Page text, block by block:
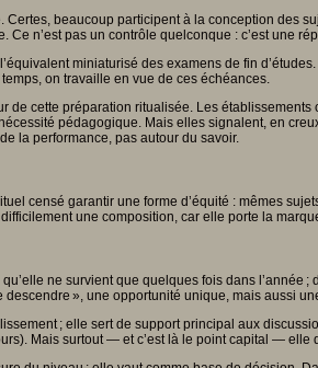
beaucoup participent à la conception des
n’est pas un contrôle quelconque : c’est une
miniaturisé des examens de fin
on travaille en vue de ces échéances.
cette préparation ritualisée. Les
pédagogique. Mais elles signalent, en
la performance, pas autour du savoir.
censé garantir une forme d’équité : mêmes
une composition, car elle porte la
ne survient que quelques fois dans l’année
», une opportunité unique, mais aussi
; elle sert de support principal aux
Mais surtout — et c’est là le point capital —